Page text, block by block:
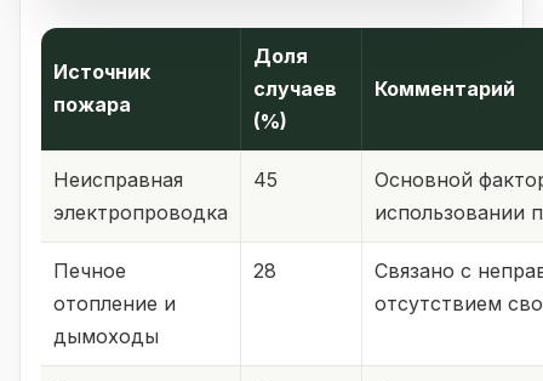
Источник
пожара
Доля
случаев
(%)
Комментарий
Неисправная
электропроводка
45
Основной
использовании
Печное
отопление и
дымоходы
28
Связано с
отсутствием